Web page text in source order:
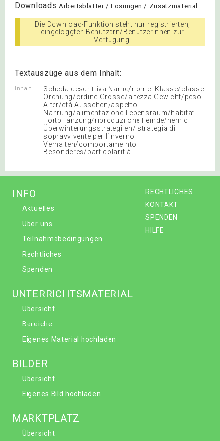
Downloads Arbeitsblätter / Lösungen / Zusatzmaterial
Die Download-Funktion steht nur registrierten,
eingeloggten Benutzern/Benutzerinnen zur
Verfügung.
Textauszüge aus dem Inhalt:
Inhalt
Scheda descrittiva Name/nome: Klasse/classe
Ordnung/ordine Grösse/altezza Gewicht/peso
Alter/età Aussehen/aspetto
Nahrung/alimentazione Lebensraum/habitat
Fortpflanzung/riproduzi one Feinde/nemici
Überwinterungsstrategi en/ strategia di
sopravvivente per l‘inverno
Verhalten/comportame nto
Besonderes/particolarit à
RECHTLICHES
KONTAKT
SPENDEN
HILFE
INFO
Aktuelles
Über uns
Teilnahmebedingungen
Rechtliches
Spenden
UNTERRICHTSMATERIAL
Übersicht
Bereiche
Eigenes Material hochladen
BILDER
Übersicht
Eigenes Bild hochladen
MARKTPLATZ
Übersicht